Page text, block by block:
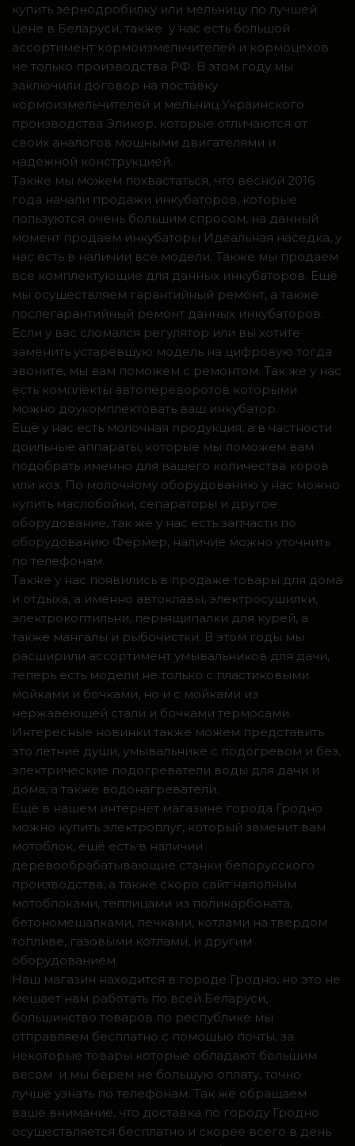
купить зернодробилку или мельницу по лучшей
цене в Беларуси, также у нас есть большой
ассортимент кормоизмельчителей и кормоцехов
не только производства РФ. В этом году мы
заключили договор на поставку
кормоизмельчителей и мельниц Украинского
производства Эликор, которые отличаются от
своих аналогов мощными двигателями и
надежной конструкцией.
Также мы можем похвастаться, что весной 2016
года начали продажи инкубаторов, которые
пользуются очень большим спросом, на данный
момент продаем инкубаторы Идеальная наседка, у
нас есть в наличии все модели. Также мы продаем
все комплектующие для данных инкубаторов. Ещё
мы осуществляем гарантийный ремонт, а также
послегарантийный ремонт данных инкубаторов.
Если у вас сломался регулятор или вы хотите
заменить устаревшую модель на цифровую тогда
звоните, мы вам поможем с ремонтом. Так же у нас
есть комплекты автопереворотов которыми
можно доукомплектовать ваш инкубатор.
Ещё у нас есть молочная продукция, а в частности
доильные аппараты, которые мы поможем вам
подобрать именно для вашего количества коров
или коз. По молочному оборудованию у нас можно
купить маслобойки, сепараторы и другое
оборудование, так же у нас есть запчасти по
оборудованию Фермер, наличие можно уточнить
по телефонам.
Также у нас появились в продаже товары для дома
и отдыха, а именно автоклавы, электросушилки,
электрокоптильни, перьящипалки для курей, а
также мангалы и рыбочистки. В этом годы мы
расширили ассортимент умывальников для дачи,
теперь есть модели не только с пластиковыми
мойками и бочками, но и с мойками из
нержавеющей стали и бочками термосами.
Интересные новинки также можем представить
это летние души, умывальнике с подогревом и без,
электрические подогреватели воды для дачи и
дома, а также водонагреватели.
Ещё в нашем интернет магазине города Гродно
можно купить электроплуг, который заменит вам
мотоблок, ещё есть в наличии
деревообрабатывающие станки белорусского
производства, а также скоро сайт наполним
мотоблоками, теплицами из поликарбоната,
бетономешалками, печками, котлами на твердом
топливе, газовыми котлами, и другим
оборудованием.
Наш магазин находится в городе Гродно, но это не
мешает нам работать по всей Беларуси,
большинство товаров по республике мы
отправляем бесплатно с помощью почты, за
некоторые товары которые обладают большим
весом и мы берем не большую оплату, точно
лучше узнать по телефонам. Так же обращаем
ваше внимание, что доставка по городу Гродно
осуществляется бесплатно и скорее всего в день